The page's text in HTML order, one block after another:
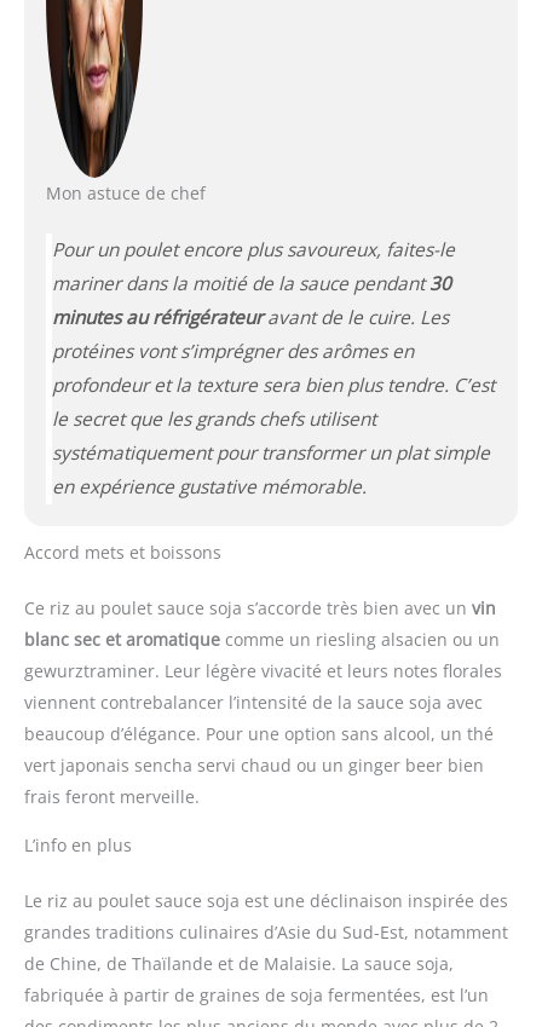
Mon astuce de chef
Pour un poulet encore plus savoureux, faites-le
mariner dans la moitié de la sauce pendant30
minutes au réfrigérateuravant de le cuire. Les
protéines vont s’imprégner des arômes en
profondeur et la texture sera bien plus tendre. C’est
le secret que les grands chefs utilisent
systématiquement pour transformer un plat simple
en expérience gustative mémorable.
Accord mets et boissons
Ce riz au poulet sauce soja s’accorde très bien avec un vin
blanc sec et aromatique comme un riesling alsacien ou un
gewurztraminer. Leur légère vivacité et leurs notes florales
viennent contrebalancer l’intensité de la sauce soja avec
beaucoup d’élégance. Pour une option sans alcool, un thé
vert japonais sencha servi chaud ou un ginger beer bien
frais feront merveille.
L’info en plus
Le riz au poulet sauce soja est une déclinaison inspirée des
grandes traditions culinaires d’Asie du Sud-Est, notamment
de Chine, de Thaïlande et de Malaisie. La sauce soja,
fabriquée à partir de graines de soja fermentées, est l’un